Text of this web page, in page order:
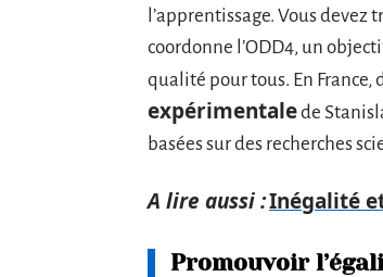
l’apprentissage. Vous
coordonne l’ODD4, un
qualité pour tous. En
expérimentalede
basées sur des recherches
A lire aussi :Inégalité
Promouvoir